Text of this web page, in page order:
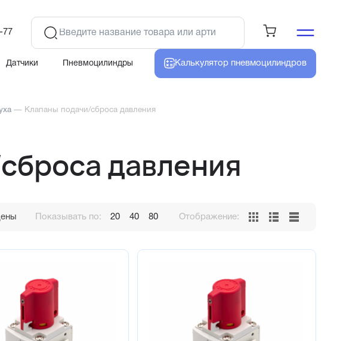
77
Датчики Пневмоцилиндры Калькулятор пневмоцилиндров
— Клапаны подачи/сброса давления
давления
Показывать по: 20 40 80 Отображение: